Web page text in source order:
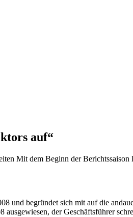
auf“
Mit dem Beginn der
und begründet sich mit auf die
der Geschäftsführer